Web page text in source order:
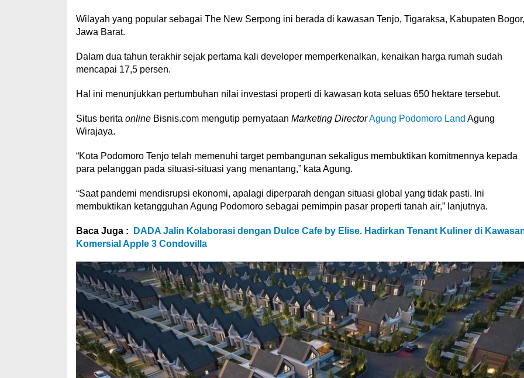
Wilayah yang popular sebagai The New Serpong ini berada di kawasan Tenjo, Tigaraksa, Kabupaten Bogor,
Jawa Barat.
Dalam dua tahun terakhir sejak pertama kali developer memperkenalkan, kenaikan harga rumah sudah
mencapai 17,5 persen.
Hal ini menunjukkan pertumbuhan nilai investasi properti di kawasan kota seluas 650 hektare tersebut.
Situs berita online Bisnis.com mengutip pernyataan Marketing DirectorAgung Podomoro Land Agung
Wirajaya.
“Kota Podomoro Tenjo telah memenuhi target pembangunan sekaligus membuktikan komitmennya kepada
para pelanggan pada situasi-situasi yang menantang,” kata Agung.
“Saat pandemi mendisrupsi ekonomi, apalagi diperparah dengan situasi global yang tidak pasti. Ini
membuktikan ketangguhan Agung Podomoro sebagai pemimpin pasar properti tanah air,” lanjutnya.
Baca Juga :
DADA Jalin Kolaborasi dengan Dulce Cafe by Elise. Hadirkan Tenant Kuliner di
Komersial Apple 3 Condovilla